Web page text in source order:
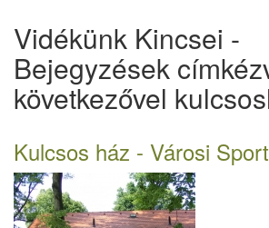
Vidékünk Kincsei -
Bejegyzések
következővel
Kulcsos ház - Városi